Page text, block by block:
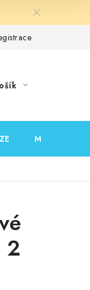
MOJE
2